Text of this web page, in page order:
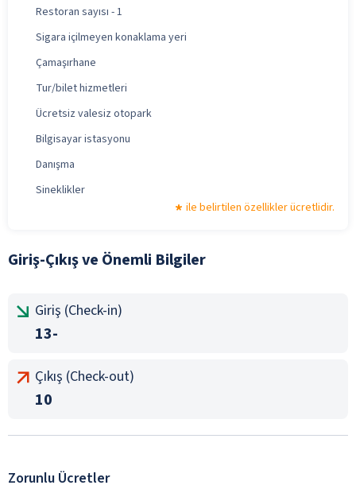
Restoran sayısı - 1
Sigara içilmeyen konaklama yeri
Çamaşırhane
Tur/bilet hizmetleri
Ücretsiz valesiz otopark
Bilgisayar istasyonu
Danışma
Sineklikler
ile belirtilen özellikler ücretlidir.
Giriş-Çıkış ve Önemli Bilgiler
Giriş (Check-in)
13-
Çıkış (Check-out)
10
Zorunlu Ücretler